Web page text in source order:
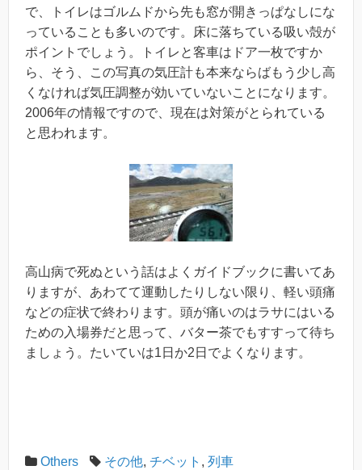
で、トイレはゴルムドから先も窓が開きっぱなしにな
っていることも多いのです。床に落ちている吸い殻が
ポイントでしょう。トイレと客車はドア一枚ですか
ら、そう、この写真の気圧計も本来ならばもう少し高
くなければ気圧調整が効いていないことになります。
2006年の情報ですので、現在は対策がとられている
と思われます。
高山病で死ぬという話はよくガイドブックに書いてあ
りますが、あわてて運動したりしない限り、軽い頭痛
などの症状で終わります。頭が痛いのはラサにはいる
ための入場券だと思って、バター茶でもすすって待ち
ましょう。たいていは1日か2日でよくなります。
Others その他, チベット , 列車